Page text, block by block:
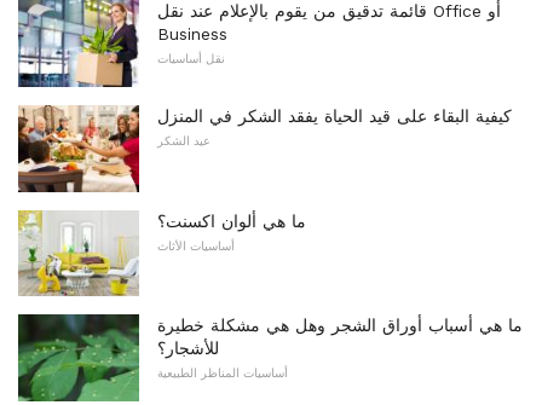
قائمة تدقيق من يقوم بالإعلام عند نقل Office أو
Business
نقل أساسيات
كيفية البقاء على قيد الحياة يفقد الشكر في المنزل
عيد الشكر
ما هي ألوان اكسنت؟
أساسيات الأثاث
ما هي أسباب أوراق الشجر وهل هي مشكلة خطيرة
للأشجار؟
أساسيات المناظر الطبيعية